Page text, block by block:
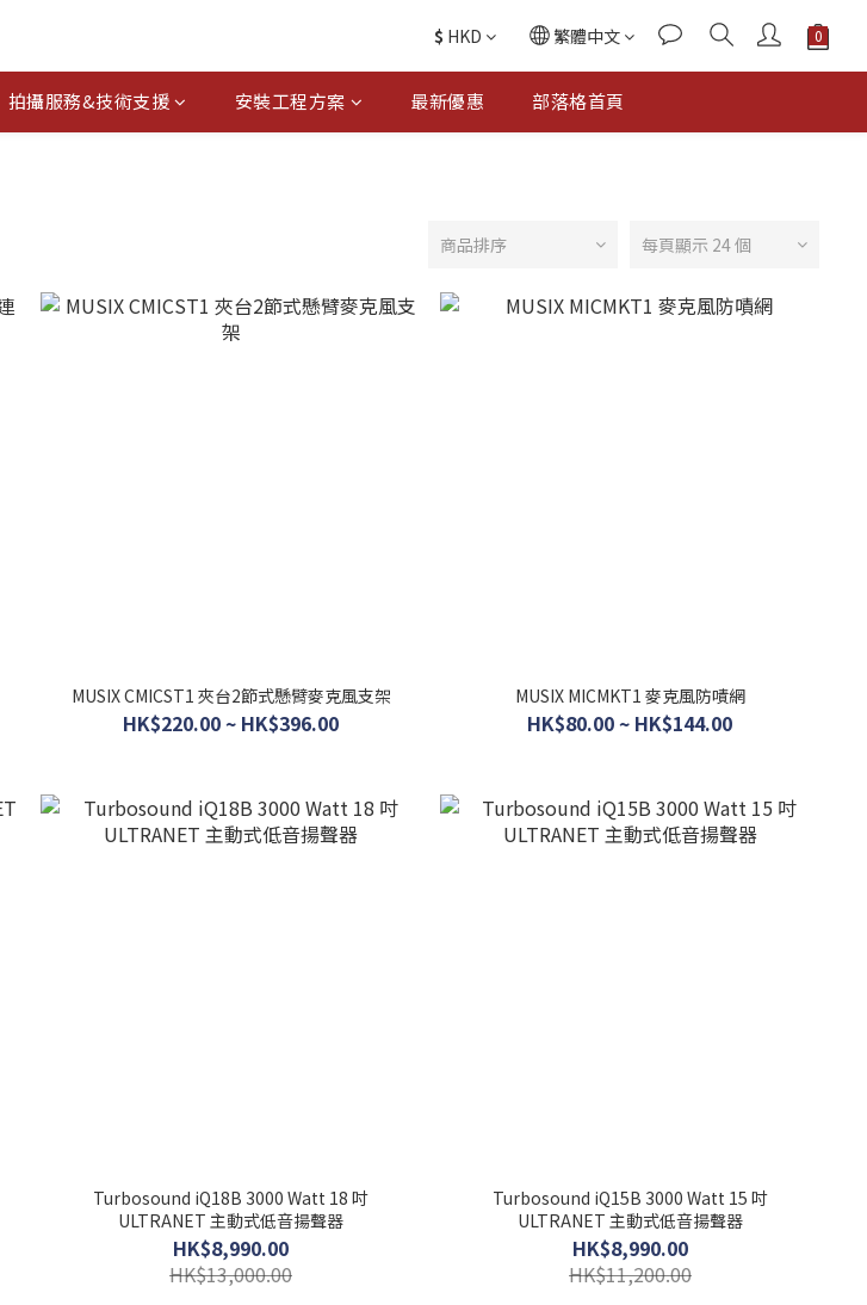
$ HKD 繁體中文
拍攝服務&技術支援 安裝工程方案 最新優惠 部落格首頁
商品排序 每頁顯示 24 個
MUSIX CMICST1 夾台2節式懸臂麥克風支架
HK$220.00 ~ HK$396.00
MUSIX MICMKT1 麥克風防嘖網
HK$80.00 ~ HK$144.00
Turbosound iQ18B 3000 Watt 18 吋
ULTRANET 主動式低音揚聲器
HK$8,990.00
HK$13,000.00
Turbosound iQ15B 3000 Watt 15 吋
ULTRANET 主動式低音揚聲器
HK$8,990.00
HK$11,200.00